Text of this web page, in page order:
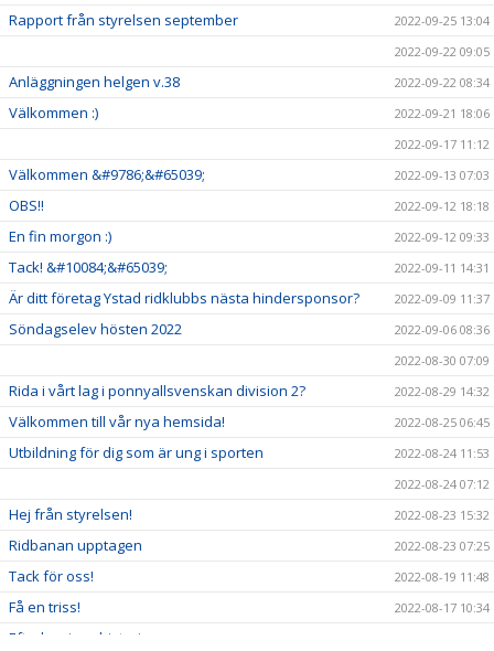
Rapport från styrelsen september
2022-09-25 13:04
2022-09-22 09:05
Anläggningen helgen v.38 2022-09-22 08:34
Välkommen :)
2022-09-21 18:06
2022-09-17 11:12
Välkommen &#9786;&#65039; 2022-09-13 07:03
OBS!! 2022-09-12 18:18
En fin morgon :) 2022-09-12 09:33
Tack! &#10084;&#65039; 2022-09-11 14:31
Är ditt företag Ystad ridklubbs nästa hindersponsor? 2022-09-09 11:37
Söndagselev hösten 2022
2022-09-06 08:36
2022-08-30 07:09
Rida i vårt lag i ponnyallsvenskan division 2? 2022-08-29 14:32
Välkommen till vår nya hemsida! 2022-08-25 06:45
Utbildning för dig som är ung i sporten
2022-08-24 11:53
2022-08-24 07:12
Hej från styrelsen! 2022-08-23 15:32
Ridbanan upptagen 2022-08-23 07:25
Tack för oss! 2022-08-19 11:48
Få en triss! 2022-08-17 10:34
Efterlysning - historia